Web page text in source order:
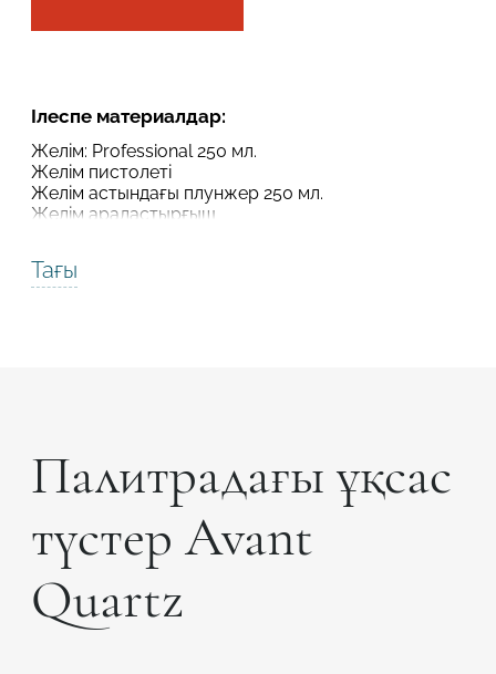
Ілеспе материалдар:
Желім: Professional 250 мл.
Желім пистолеті
Желім астындағы плунжер 250 мл.
Желім араластырғыш
Тағы
Палитрадағы ұқсас
түстер Avant
Quartz
ЖОБАНЫ ЖІБЕРУ